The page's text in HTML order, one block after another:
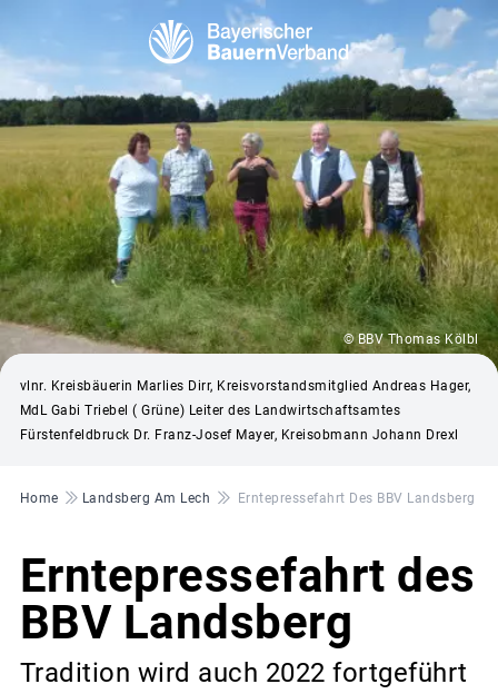
© BBV Thomas Kölbl
vlnr. Kreisbäuerin Marlies Dirr, Kreisvorstandsmitglied Andreas Hager,
MdL Gabi Triebel ( Grüne) Leiter des Landwirtschaftsamtes
Fürstenfeldbruck Dr. Franz-Josef Mayer, Kreisobmann Johann Drexl
Pfadnavigation
Home Landsberg Am Lech Erntepressefahrt Des BBV Landsberg
Erntepressefahrt des
BBV Landsberg
Tradition wird auch 2022 fortgeführt